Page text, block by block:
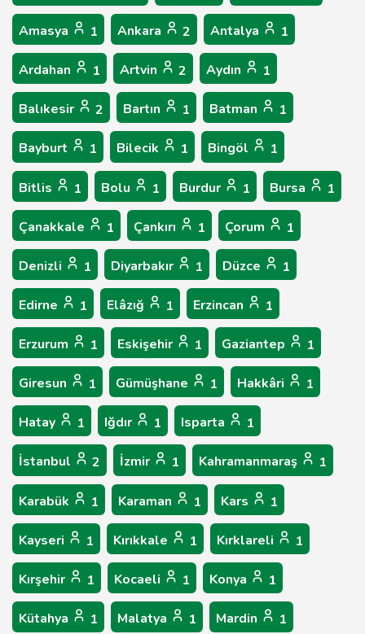
Amasya 1 Ankara 2 Antalya 1
Ardahan 1 Artvin 2 Aydın 1
Balıkesir 2 Bartın 1 Batman 1
Bayburt 1 Bilecik 1 Bingöl 1
Bitlis 1 Bolu 1 Burdur 1 Bursa 1
Çanakkale 1 Çankırı 1 Çorum 1
Denizli 1 Diyarbakır 1 Düzce 1
Edirne 1 Elâzığ 1 Erzincan 1
Erzurum 1 Eskişehir 1 Gaziantep 1
Giresun 1 Gümüşhane 1 Hakkâri 1
Hatay 1 Iğdır 1 Isparta 1
İstanbul 2 İzmir 1 Kahramanmaraş 1
Karabük 1 Karaman 1 Kars 1
Kayseri 1 Kırıkkale 1 Kırklareli 1
Kırşehir 1 Kocaeli 1 Konya 1
Kütahya 1 Malatya 1 Mardin 1